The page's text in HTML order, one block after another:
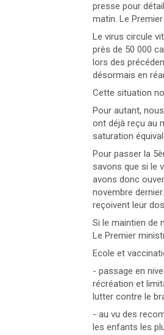
presse pour
matin. Le
Le virus circule
près de 50 000
lors des
désormais en
Cette situation
Pour autant,
ont déjà reçu au
saturation
Pour passer la
savons que si le
avons donc
novembre
reçoivent leur
Si le maintien de
Le Premier
Ecole et
- passage en
récréation et
lutter contre le
- au vu des
les enfants les